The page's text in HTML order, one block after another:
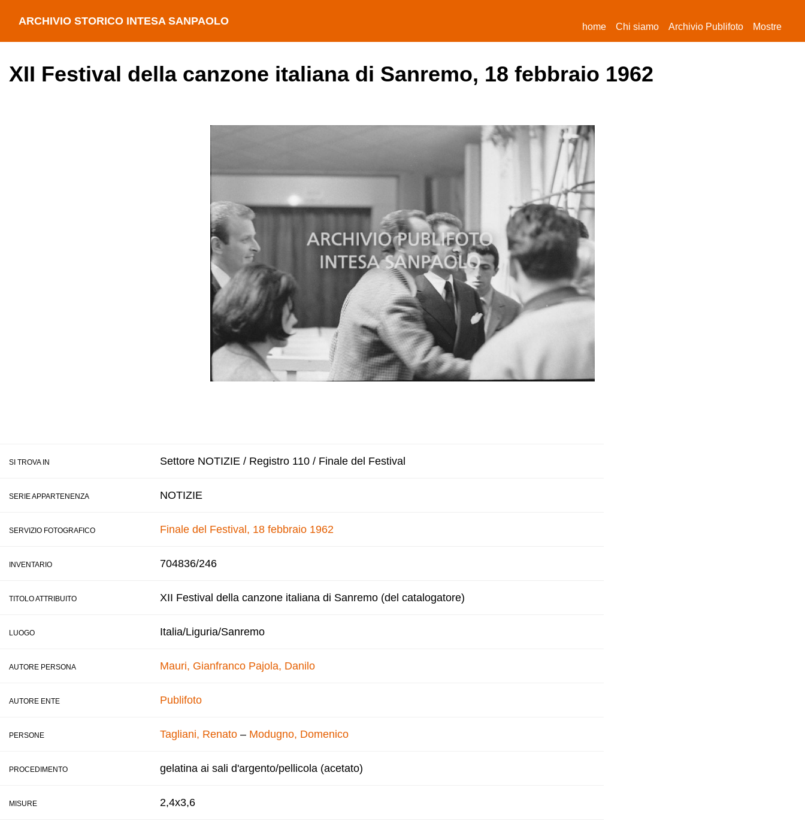
ARCHIVIO STORICO INTESA SANPAOLO home(current)
Chi siamo Archivio Publifoto Mostre
XII Festival della canzone italiana di Sanremo, 18 febbraio 1962
SI TROVA IN Settore NOTIZIE / Registro 110 / Finale del Festival
SERIE APPARTENENZA NOTIZIE
SERVIZIO FOTOGRAFICO Finale del Festival, 18 febbraio 1962
INVENTARIO 704836/246
TITOLO ATTRIBUITO XII Festival della canzone italiana di Sanremo (del catalogatore)
LUOGO Italia/Liguria/Sanremo
AUTORE PERSONA Mauri, Gianfranco Pajola, Danilo
AUTORE ENTE Publifoto
PERSONE Tagliani, Renato – Modugno, Domenico
PROCEDIMENTO gelatina ai sali d'argento/pellicola (acetato)
MISURE 2,4x3,6